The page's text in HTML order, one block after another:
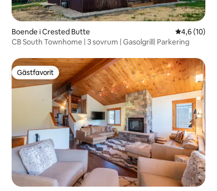
Boende i Crested Butte 4,6 av 5 i
4,6 (10)
CB South Townhome | 3 sovrum | Gasolgrill| Parkering
Gästfavorit
Gästfavorit